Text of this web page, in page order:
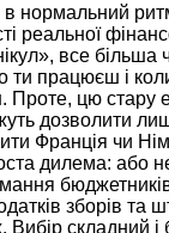
в нормальний
реальної
все більша
ти працюєш і
цю стару
дозволити
Франція чи
дилема: або не
зборів та
Вибір складний